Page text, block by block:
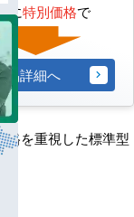
に特別価格で
品詳細へ
格を重視した標準型